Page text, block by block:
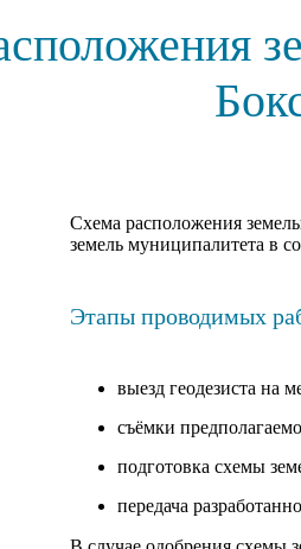
Cхема расположения
земель муниципалитета в
Этапы проводимых
выезд геодезиста на
съёмки
подготовка схемы
передача